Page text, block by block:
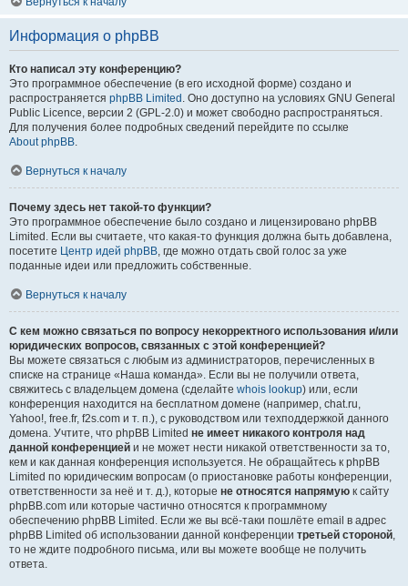
Информация о phpBB
Кто написал эту конференцию?
Это программное обеспечение (в его исходной форме) создано и
распространяется phpBB Limited . Оно доступно на условиях GNU General
Public Licence, версии 2 (GPL-2.0) и может свободно распространяться.
Для получения более подробных сведений перейдите по ссылке
About phpBB.
Вернуться к началу
Почему здесь нет такой-то функции?
Это программное обеспечение было создано и лицензировано phpBB
Limited. Если вы считаете, что какая-то функция должна быть добавлена,
посетите Центр идей phpBB, где можно отдать свой голос за уже
поданные идеи или предложить собственные.
Вернуться к началу
С кем можно связаться по вопросу некорректного использования и/или
юридических вопросов, связанных с этой конференцией?
Вы можете связаться с любым из администраторов, перечисленных в
списке на странице «Наша команда». Если вы не получили ответа,
свяжитесь с владельцем домена (сделайте whois lookup) или, если
конференция находится на бесплатном домене (например, chat.ru,
Yahoo!, free.fr, f2s.com и т. п.), с руководством или техподдержкой данного
домена. Учтите, что phpBB Limited не имеет никакого контроля над
данной конференцией и не может нести никакой ответственности за то,
кем и как данная конференция используется. Не обращайтесь к phpBB
Limited по юридическим вопросам (о приостановке работы конференции,
ответственности за неё и т. д.), которые не относятся напрямую к сайту
phpBB.com или которые частично относятся к программному
обеспечению phpBB Limited. Если же вы всё-таки пошлёте email в адрес
phpBB Limited об использовании данной конференции третьей стороной,
то не ждите подробного письма, или вы можете вообще не получить
ответа.